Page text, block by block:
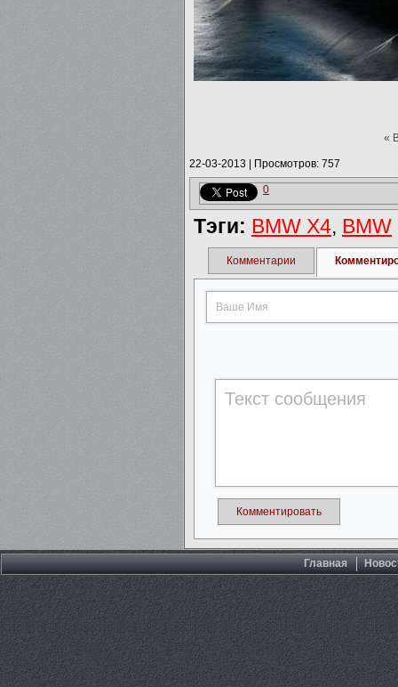
«
22-03-2013 Просмотров: 757
0
Тэги: BMW X4, BMW
Комментарии
Комментировать
Главная